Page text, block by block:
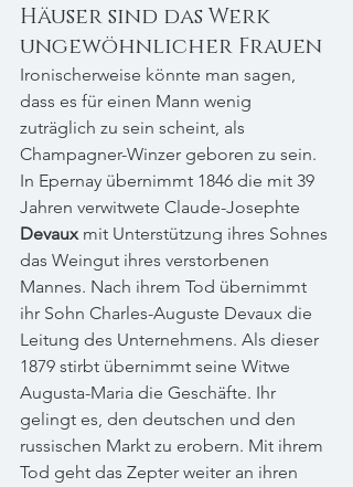
Häuser sind das Werk
ungewöhnlicher Frauen
Ironischerweise könnte man sagen,
dass es für einen Mann wenig
zuträglich zu sein scheint, als
Champagner-Winzer geboren zu sein.
In Epernay übernimmt 1846 die mit 39
Jahren verwitwete Claude-Josephte
Devaux mit Unterstützung ihres Sohnes
das Weingut ihres verstorbenen
Mannes. Nach ihrem Tod übernimmt
ihr Sohn Charles-Auguste Devaux die
Leitung des Unternehmens. Als dieser
1879 stirbt übernimmt seine Witwe
Augusta-Maria die Geschäfte. Ihr
gelingt es, den deutschen und den
russischen Markt zu erobern. Mit ihrem
Tod geht das Zepter weiter an ihren